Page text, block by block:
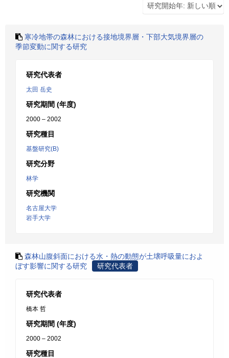
寒冷地帯の森林における接地境界層・下部大気境界層の
季節変動に関する研究
研究代表者
太田 岳史
研究期間 (年度)
2000 – 2002
研究種目
基盤研究(B)
研究分野
林学
研究機関
名古屋大学
岩手大学
森林山腹斜面における水・熱の動態が土壌呼吸量におよ
ぼす影響に関する研究
研究代表者
研究代表者
橋本 哲
研究期間 (年度)
2000 – 2002
研究種目